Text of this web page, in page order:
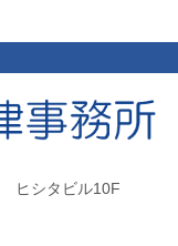
ヒシタビル10F